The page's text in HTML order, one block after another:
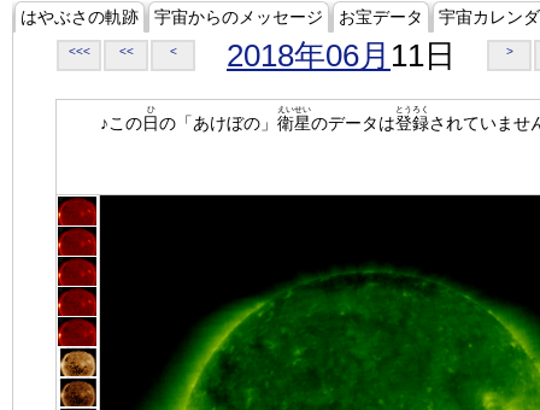
はやぶさの軌跡 宇宙からのメッセージ お宝データ 宇宙カレン
<<< << < 2018年06月 11日 >
♪この日
ひ
の「あけぼの」 衛星
えいせい
のデータは登録
とうろく
されていませ